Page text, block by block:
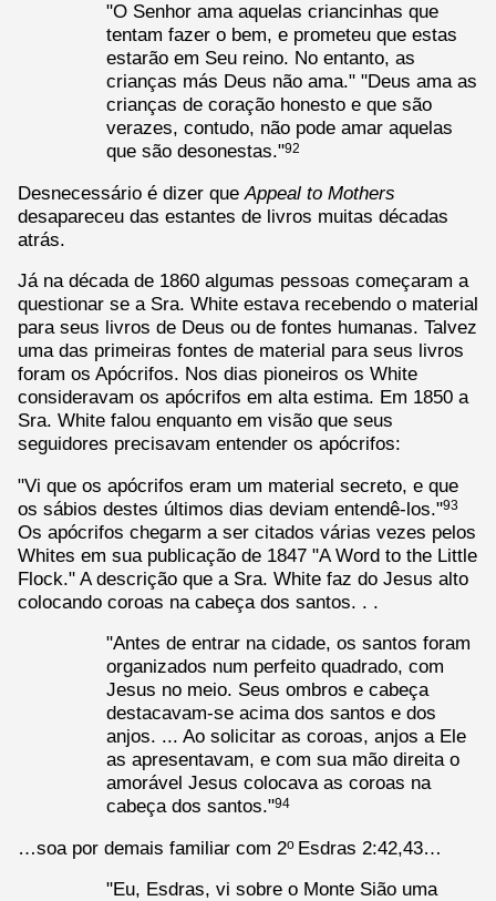
"O Senhor ama aquelas criancinhas que
tentam fazer o bem, e prometeu que estas
estarão em Seu reino. No entanto, as
crianças más Deus não ama." "Deus ama as
crianças de coração honesto e que são
verazes, contudo, não pode amar aquelas
que são desonestas."92
Desnecessário é dizer que Appeal to Mothers
desapareceu das estantes de livros muitas décadas
atrás.
Já na década de 1860 algumas pessoas começaram a
questionar se a Sra. White estava recebendo o material
para seus livros de Deus ou de fontes humanas. Talvez
uma das primeiras fontes de material para seus livros
foram os Apócrifos. Nos dias pioneiros os White
consideravam os apócrifos em alta estima. Em 1850 a
Sra. White falou enquanto em visão que seus
seguidores precisavam entender os apócrifos:
"Vi que os apócrifos eram um material secreto, e que
os sábios destes últimos dias deviam entendê-los."93
Os apócrifos chegarm a ser citados várias vezes pelos
Whites em sua publicação de 1847 "A Word to the Little
Flock." A descrição que a Sra. White faz do Jesus alto
colocando coroas na cabeça dos santos. . .
"Antes de entrar na cidade, os santos foram
organizados num perfeito quadrado, com
Jesus no meio. Seus ombros e cabeça
destacavam-se acima dos santos e dos
anjos. ... Ao solicitar as coroas, anjos a Ele
as apresentavam, e com sua mão direita o
amorável Jesus colocava as coroas na
cabeça dos santos."94
…soa por demais familiar com 2o Esdras 2:42,43…
"Eu, Esdras, vi sobre o Monte Sião uma